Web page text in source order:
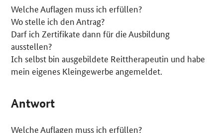
Welche Auflagen muss ich erfüllen?
Wo stelle ich den Antrag?
Darf ich Zertifikate dann für die Ausbildung
ausstellen?
Ich selbst bin ausgebildete Reittherapeutin und habe
mein eigenes Kleingewerbe angemeldet.
Antwort
Welche Auflagen muss ich erfüllen?